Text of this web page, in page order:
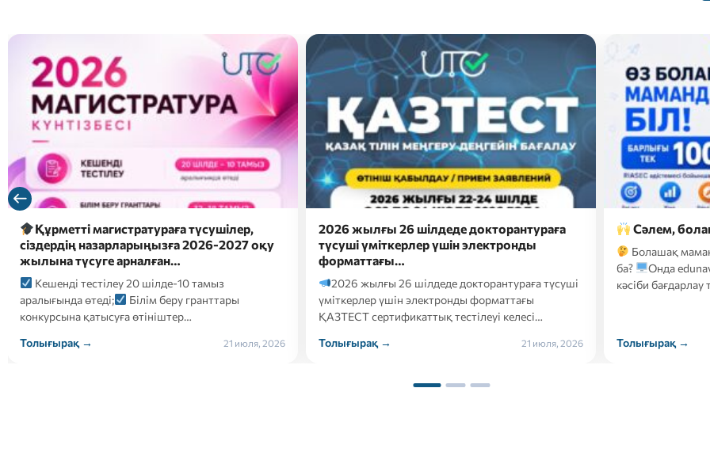
2026 жылғы 26 шілдеде докторантураға
түсуші үміткерлер үшін электронды
форматтағы…
2026 жылғы 26 шілдеде докторантураға түсуші
үміткерлер үшін электронды форматтағы
ҚАЗТЕСТ сертификаттық тестілеуі келесі…
Толығырақ →
21 июля, 2026
Сәлем, болашақ талапкерлер!
Болашақ мамандығыңызды әлі таңдамадыңыз
ба?
Онда edunavigator.kz платформасындағы
кәсіби бағдарлау тестінен өтіп, өзіңізге…
Толығырақ → 21 июля, 2026
Сәлем,
Сіздердің
конкурсына
Еліміз
Толығырақ →